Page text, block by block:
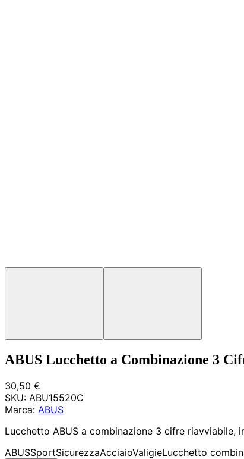
ABUS Lucchetto a Combinazione 3
30,50 €
SKU: ABU15520C
Marca: ABUS
Lucchetto ABUS a combinazione 3 cifre riavviabile,
ABUSSportSicurezzaAcciaioValigieLucchetto